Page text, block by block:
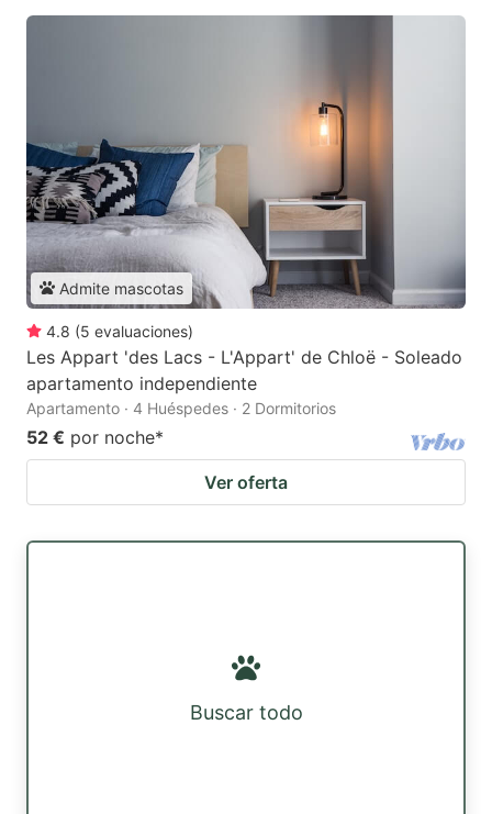
Admite mascotas
4.8 (5 evaluaciones)
Les Appart 'des Lacs - L'Appart' de Chloë - Soleado
apartamento independiente
Apartamento · 4 Huéspedes · 2 Dormitorios
52 € por noche*
Ver oferta
Buscar todo